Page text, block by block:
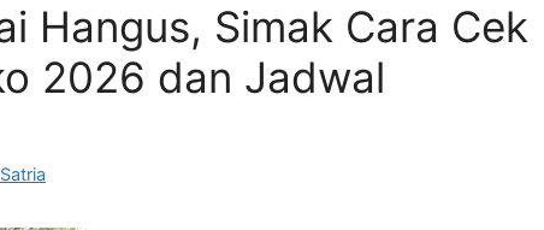
Hangus, Simak Cara Cek
2026 dan Jadwal